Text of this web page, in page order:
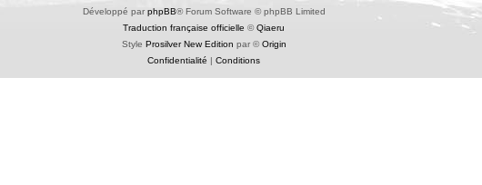
Développé par phpBB® Forum Software © phpBB Limited
Traduction française officielle ©Qiaeru
Style Prosilver New Edition par ©Origin
Confidentialité | Conditions